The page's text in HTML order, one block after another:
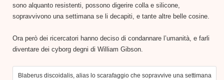
sono alquanto resistenti, possono digerire colla e silicone,
sopravvivono una settimana se li decapiti, e tante altre belle cosine.
Ora però dei ricercatori hanno deciso di condannare l’umanità, e farli
diventare dei cyborg degni di William Gibson.
Blaberus discoidalis, alias lo scarafaggio che sopravvive una settimana